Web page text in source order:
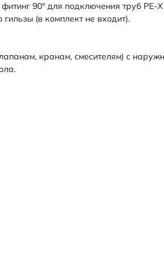
90° для подключения труб
(в комплект не входит).
кранам, смесителям) с